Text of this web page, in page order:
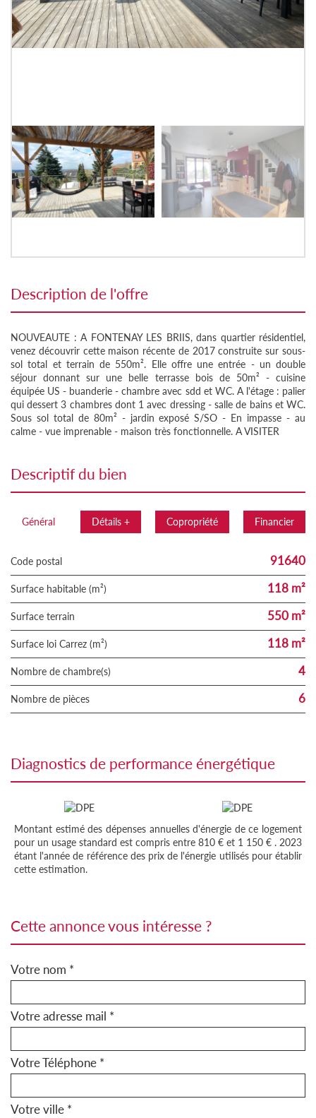
description de l'offre
NOUVEAUTE : A FONTENAY LES BRIIS, dans quartier résidentiel,
venez découvrir cette maison récente de 2017 construite sur sous-
sol total et terrain de 550m². Elle offre une entrée - un double
séjour donnant sur une belle terrasse bois de 50m² - cuisine
équipée US - buanderie - chambre avec sdd et WC. A l'étage : palier
qui dessert 3 chambres dont 1 avec dressing - salle de bains et WC.
Sous sol total de 80m² - jardin exposé S/SO - En impasse - au
calme - vue imprenable - maison très fonctionnelle. A VISITER
descriptif du bien
Général Détails + Copropriété Financier
Code postal 91640
Surface habitable (m²) 118 m²
surface terrain 550 m²
Surface loi Carrez (m²) 118 m²
Nombre de chambre(s) 4
Nombre de pièces 6
diagnostics de performance énergétique
Montant estimé des dépenses annuelles d'énergie de ce logement
pour un usage standard est compris entre 810 € et 1 150 € . 2023
étant l'année de référence des prix de l'énergie utilisés pour établir
cette estimation.
cette annonce vous intéresse ?
Votre nom *
Votre adresse mail *
Votre Téléphone *
Votre ville *